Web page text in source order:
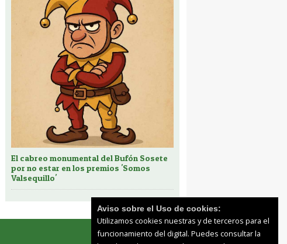
El cabreo monumental del Bufón Sosete
por no estar en los premios 'Somos
Valsequillo'
Aviso sobre el Uso de cookies:
Utilizamos cookies nuestras y de terceros para el
funcionamiento del digital. Puedes consultar la